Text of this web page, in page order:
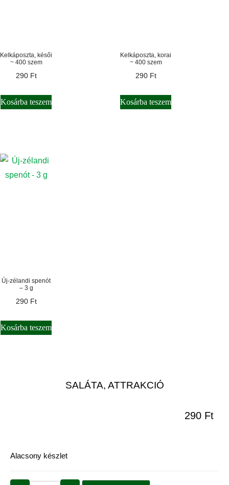
Kelkáposzta, késői
~ 400 szem
290 Ft
Kosárba teszem
Kelkáposzta, korai
~ 400 szem
290 Ft
Kosárba teszem
Új-zélandi spenót
– 3 g
290 Ft
Kosárba teszem
SALÁTA, ATTRAKCIÓ
290 Ft
Alacsony készlet